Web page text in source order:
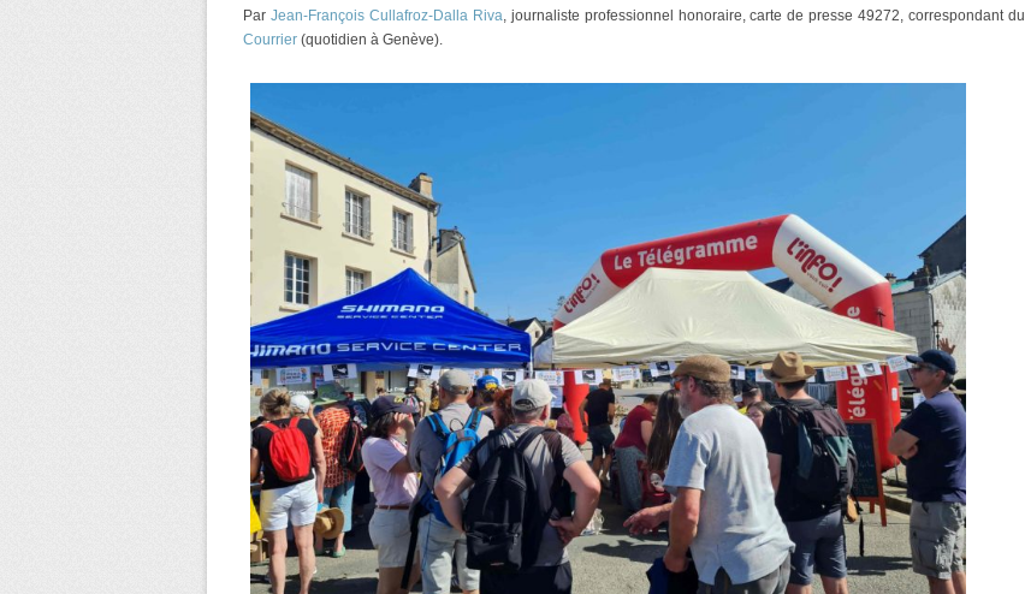
Par Jean-François Cullafroz-Dalla Riva, journaliste professionnel honoraire, carte de presse 49272, correspondant du
Courrier (quotidien à Genève).